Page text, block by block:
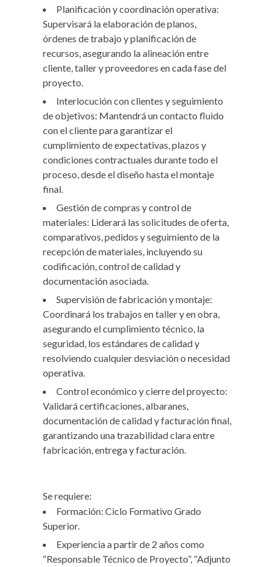
Planificación y coordinación operativa:
Supervisará la elaboración de planos,
órdenes de trabajo y planificación de
recursos, asegurando la alineación entre
cliente, taller y proveedores en cada fase del
proyecto.
Interlocución con clientes y seguimiento
de objetivos: Mantendrá un contacto fluido
con el cliente para garantizar el
cumplimiento de expectativas, plazos y
condiciones contractuales durante todo el
proceso, desde el diseño hasta el montaje
final.
Gestión de compras y control de
materiales: Liderará las solicitudes de oferta,
comparativos, pedidos y seguimiento de la
recepción de materiales, incluyendo su
codificación, control de calidad y
documentación asociada.
Supervisión de fabricación y montaje:
Coordinará los trabajos en taller y en obra,
asegurando el cumplimiento técnico, la
seguridad, los estándares de calidad y
resolviendo cualquier desviación o necesidad
operativa.
Control económico y cierre del proyecto:
Validará certificaciones, albaranes,
documentación de calidad y facturación final,
garantizando una trazabilidad clara entre
fabricación, entrega y facturación.
Se requiere:
Formación: Ciclo Formativo Grado
Superior.
Experiencia a partir de 2 años como
“Responsable Técnico de Proyecto”, “Adjunto